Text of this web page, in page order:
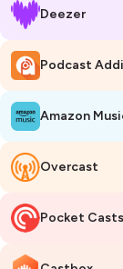
📌Au programme :
organisation,
méthodes
confiance en
Bref, tout ce qu’il te
Moi, c’est
ans. En 2024, j’ai
méthode de
Deezer
Podcast
Amazon
Overcast
Pocket Casts